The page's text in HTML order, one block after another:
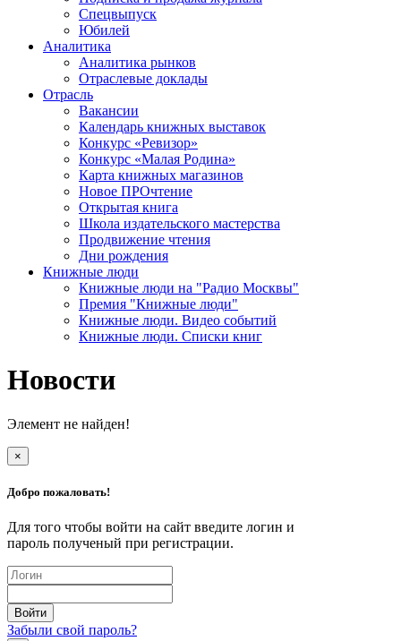
Спецвыпуск
Юбилей
Аналитика
Аналитика рынков
Отраслевые доклады
Отрасль
Вакансии
Календарь книжных выставок
Конкурс «Ревизор»
Конкурс «Малая Родина»
Карта книжных магазинов
Новое ПРОчтение
Открытая книга
Школа издательского мастерства
Продвижение чтения
Дни рождения
Книжные люди
Книжные люди на "Радио Москвы"
Премия "Книжные люди"
Книжные люди. Видео событий
Книжные люди. Списки книг
Новости
Элемент не найден!
×
Добро пожаловать!
Для того чтобы войти на сайт введите логин и
пароль полученый при регистрации.
Забыли свой пароль?